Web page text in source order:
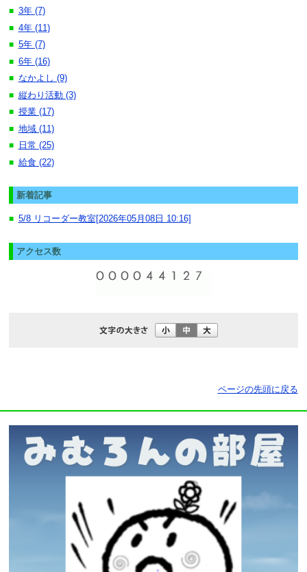
■ 3年 (7)
■ 4年 (11)
■ 5年 (7)
■ 6年 (16)
■ なかよし (9)
■ 縦わり活動 (3)
■ 授業 (17)
■ 地域 (11)
■ 日常 (25)
■ 給食 (22)
新着記事
■ 5/8 リコーダー教室[2026年05月08日 10:16]
アクセス数
ページの先頭に戻る